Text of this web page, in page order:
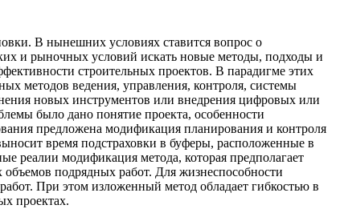
В нынешних условиях ставится вопрос о
и рыночных условий искать новые методы, подходы и
строительных проектов. В парадигме этих
методов ведения, управления, контроля, системы
новых инструментов или внедрения цифровых или
было дано понятие проекта, особенности
предложена модификация планирования и контроля
время подстраховки в буферы, расположенные в
реалии модификация метода, которая предполагает
подрядных работ. Для жизнеспособности
При этом изложенный метод обладает гибкостью в
проектах.